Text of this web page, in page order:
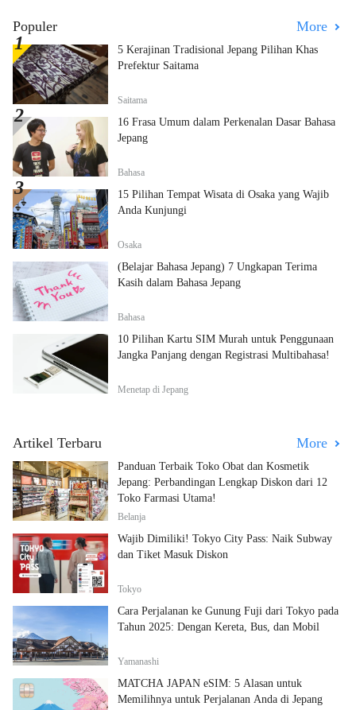
Populer More
5 Kerajinan Tradisional Jepang Pilihan Khas
Prefektur Saitama
Saitama
16 Frasa Umum dalam Perkenalan Dasar Bahasa
Jepang
Bahasa
15 Pilihan Tempat Wisata di Osaka yang Wajib
Anda Kunjungi
Osaka
(Belajar Bahasa Jepang) 7 Ungkapan Terima
Kasih dalam Bahasa Jepang
Bahasa
10 Pilihan Kartu SIM Murah untuk Penggunaan
Jangka Panjang dengan Registrasi Multibahasa!
Menetap di Jepang
Artikel Terbaru More
Panduan Terbaik Toko Obat dan Kosmetik
Jepang: Perbandingan Lengkap Diskon dari 12
Toko Farmasi Utama!
Belanja
Wajib Dimiliki! Tokyo City Pass: Naik Subway
dan Tiket Masuk Diskon
Tokyo
Cara Perjalanan ke Gunung Fuji dari Tokyo pada
Tahun 2025: Dengan Kereta, Bus, dan Mobil
Yamanashi
MATCHA JAPAN eSIM: 5 Alasan untuk
Memilihnya untuk Perjalanan Anda di Jepang